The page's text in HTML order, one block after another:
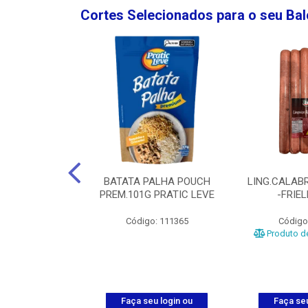
Cortes Selecionados para o seu
BATATA PALHA POUCH
PREM.101G PRATIC LEVE
Código: 111365
Faça seu login ou
-
Produto
Faça